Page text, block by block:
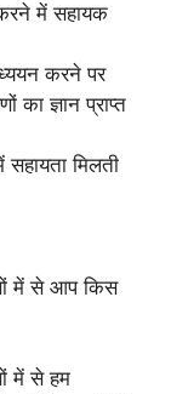
करने में सहायक
करने पर
का ज्ञान प्राप्त
मिलती
में से आप किस
में से हम